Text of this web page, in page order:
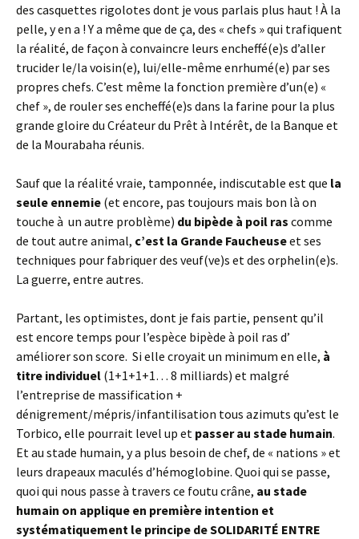
des casquettes rigolotes dont je vous parlais plus haut ! À la
pelle, y en a ! Y a même que de ça, des « chefs » qui trafiquent
la réalité, de façon à convaincre leurs encheffé(e)s d’aller
trucider le/la voisin(e), lui/elle-même enrhumé(e) par ses
propres chefs. C’est même la fonction première d’un(e) «
chef », de rouler ses encheffé(e)s dans la farine pour la plus
grande gloire du Créateur du Prêt à Intérêt, de la Banque et
de la Mourabaha réunis.
Sauf que la réalité vraie, tamponnée, indiscutable est que la
seule ennemie (et encore, pas toujours mais bon là on
touche à un autre problème) du bipède à poil ras comme
de tout autre animal, c’est la Grande Faucheuseet ses
techniques pour fabriquer des veuf(ve)s et des orphelin(e)s.
La guerre, entre autres.
Partant, les optimistes, dont je fais partie, pensent qu’il
est encore temps pour l’espèce bipède à poil ras d’
améliorer son score. Si elle croyait un minimum en elle, à
titre individuel (1+1+1+1… 8 milliards) et malgré
l’entreprise de massification +
dénigrement/mépris/infantilisation tous azimuts qu’est le
Torbico, elle pourrait level up et passer au stade humain.
Et au stade humain, y a plus besoin de chef, de « nations » et
leurs drapeaux maculés d’hémoglobine. Quoi qui se passe,
quoi qui nous passe à travers ce foutu crâne, au stade
humain on applique en première intention et
systématiquement le principe deSOLIDARITÉ ENTRE